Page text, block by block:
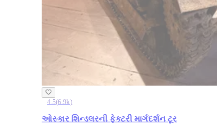
4.5(6.9k)
ઓસ્કાર શિન્ડલરની ફેક્ટરી માર્ગદર્શન ટૂર